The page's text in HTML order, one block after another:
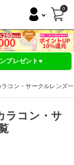
0
プレゼント♥
コン・サークルレンズ
ラコン・サ